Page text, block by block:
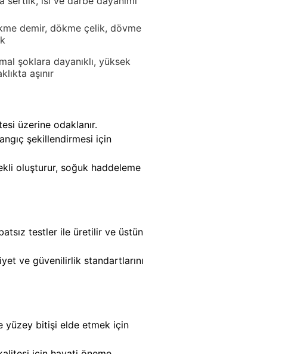
demir, dökme çelik, dövme
şoklara dayanıklı, yüksek
aşınır
üzerine odaklanır.
şekillendirmesi için
oluşturur, soğuk haddeleme
testler ile üretilir ve üstün
ve güvenilirlik standartlarını
yüzey bitişi elde etmek için